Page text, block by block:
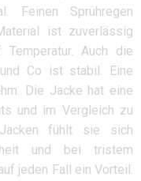
Feinen Sprühregen
ist zuverlässig
Auch die
Co ist stabil. Eine
Die Jacke hat eine
und im Vergleich zu
Jacken fühlt sie sich
und bei tristem
jeden Fall ein Vorteil.